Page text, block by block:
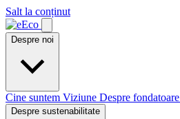
Salt la conținut
Despre noi
Cine suntem Viziune Despre fondatoare
Despre sustenabilitate